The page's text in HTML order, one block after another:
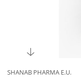
SHANAB PHARMA E.U.